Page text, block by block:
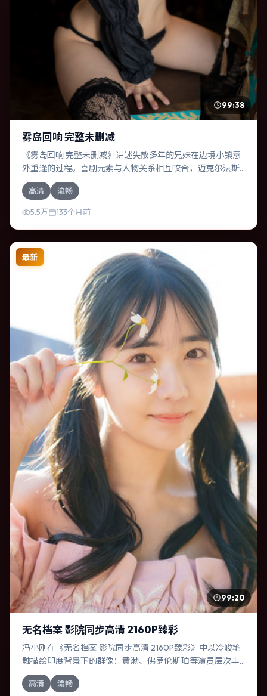
99:38
雾岛回响 完整未删减
《雾岛回响 完整未删减》讲述失散多年的兄妹在边境小镇意
外重逢的过程。喜剧元素与人物关系相互咬合，迈克尔·法斯
宾德、王凯的对手戏尤为出彩。导演罗素兄弟善于在长镜头
中积蓄张力，本片亦在印度实地取景，增强真实质感。
高清 流畅
5.5万 133个月前
最新
99:20
无名档案 影院同步高清 2160P臻彩
冯小刚在《无名档案 影院同步高清 2160P臻彩》中以冷峻笔
触描绘印度背景下的群像：黄渤、佛罗伦斯·珀等演员层次丰
富。作为一部喜剧作品，故事从日常裂缝切入，逐步推向不
可逆转的结局；视听语言统一，情感落点克制有力。
高清 流畅